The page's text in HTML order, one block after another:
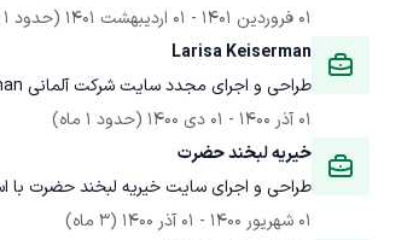
01 فروردین 1401
- 01 اردیبهشت 1401
(حدود 1 ماه)
Larisa Keiserman
طراحی و اجرای مجدد سایت شرکت آلمانی Larisa Keiserman با استفاده از سیستم مدیریت محتوای وردپرس.
01 آذر 1400
- 01 دی 1400
(حدود 1 ماه)
خیریه لبخند حضرت
طراحی و اجرای سایت خیریه لبخند حضرت با
01 شهریور 1400
- 01 آذر 1400
(3 ماه)